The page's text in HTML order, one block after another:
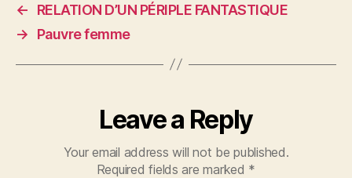
←
RELATION D’UN PÉRIPLE FANTASTIQUE
→
Pauvre femme
Leave a Reply
Your email address will not be published.
Required fields are marked *